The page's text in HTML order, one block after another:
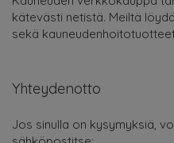
kätevästi netistä. Meiltä
sekä
Yhteydenotto
Jos sinulla on kysymyksiä,